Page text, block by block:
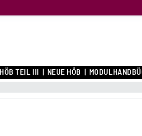
HÖB TEIL III NEUE HÖB